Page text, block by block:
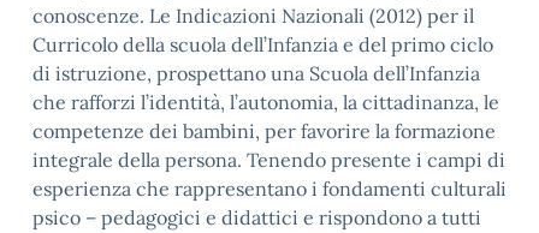
conoscenze. Le Indicazioni Nazionali (2012) per il
Curricolo della scuola dell’Infanzia e del primo ciclo
di istruzione, prospettano una Scuola dell’Infanzia
che rafforzi l’identità, l’autonomia, la cittadinanza, le
competenze dei bambini, per favorire la formazione
integrale della persona. Tenendo presente i campi di
esperienza che rappresentano i fondamenti culturali
psico – pedagogici e didattici e rispondono a tutti